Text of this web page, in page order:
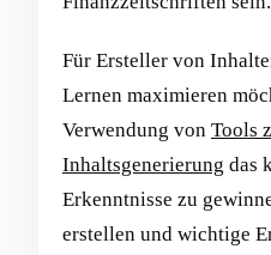
Für Ersteller von
Lernen maximieren
Verwendung von Tools
Inhaltsgenerierung das
Erkenntnisse zu
erstellen und wichtige